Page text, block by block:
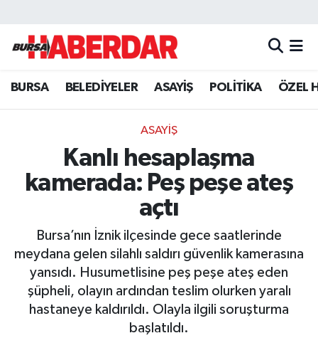
BURSA BELEDİYELER ASAYİŞ POLİTİKA ÖZEL
ASAYİŞ
Kanlı hesaplaşma
kamerada: Peş peşe ateş
açtı
Bursa’nın İznik ilçesinde gece saatlerinde
meydana gelen silahlı saldırı güvenlik kamerasına
yansıdı. Husumetlisine peş peşe ateş eden
şüpheli, olayın ardından teslim olurken yaralı
hastaneye kaldırıldı. Olayla ilgili soruşturma
başlatıldı.
Hava Durumu
Trafik Durumu
Süper Lig Puan Durumu ve Fikstür
Tüm Manşetler
Haber Arşivi